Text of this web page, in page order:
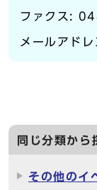
ファクス:
メールアド
同じ分類から
その他のイ